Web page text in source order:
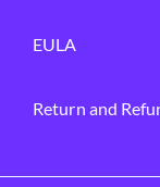
EULA
Return and